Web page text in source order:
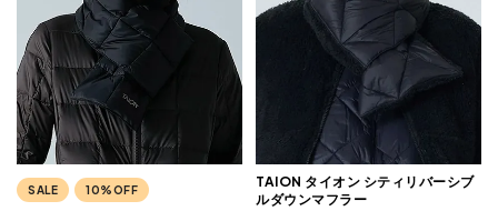
SALE 10%OFF
TAION タイオン シティリバーシブ
ルダウンマフラー